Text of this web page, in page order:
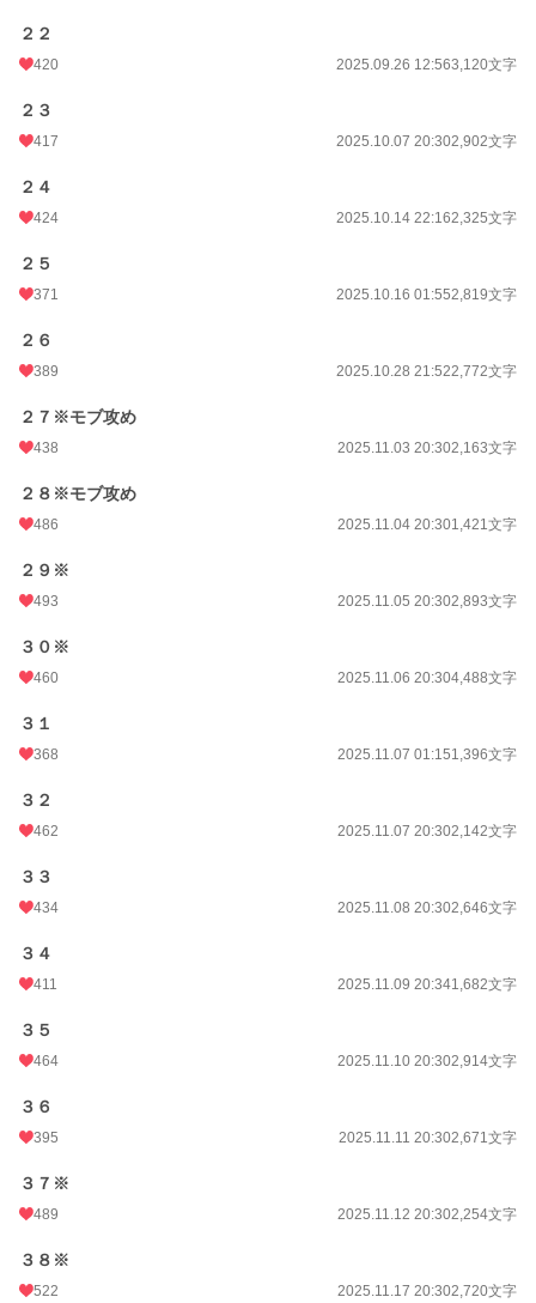
２２
420 2025.09.26 12:563,120文字
２３
417 2025.10.07 20:302,902文字
２４
424 2025.10.14 22:162,325文字
２５
371 2025.10.16 01:552,819文字
２６
389 2025.10.28 21:522,772文字
２７※モブ攻め
438 2025.11.03 20:302,163文字
２８※モブ攻め
486 2025.11.04 20:301,421文字
２９※
493 2025.11.05 20:302,893文字
３０※
460 2025.11.06 20:304,488文字
３１
368 2025.11.07 01:151,396文字
３２
462 2025.11.07 20:302,142文字
３３
434 2025.11.08 20:302,646文字
３４
411 2025.11.09 20:341,682文字
３５
464 2025.11.10 20:302,914文字
３６
395 2025.11.11 20:302,671文字
３７※
489 2025.11.12 20:302,254文字
３８※
522 2025.11.17 20:302,720文字